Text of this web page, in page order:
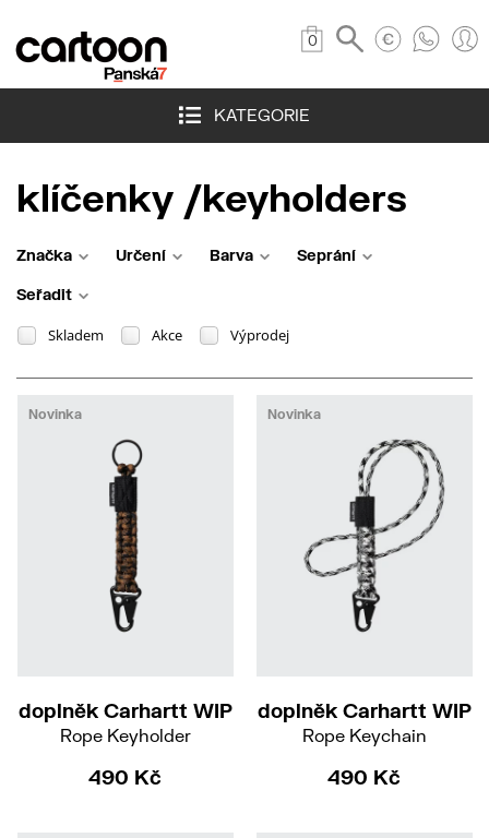
0
KATEGORIE
klíčenky /keyholders
Značka Určení Barva Seprání
Seřadit
Skladem Akce Výprodej
Novinka
doplněk Carhartt WIP
Rope Keyholder
490 Kč
Novinka
doplněk Carhartt WIP
Rope Keychain
490 Kč